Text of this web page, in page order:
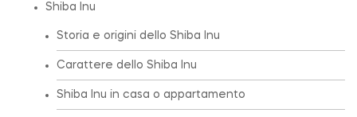
Shiba Inu
Storia e origini dello Shiba Inu
Carattere dello Shiba Inu
Shiba Inu in casa o appartamento